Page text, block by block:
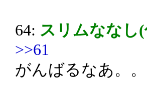
64: スリムななし
>>61
がんばるなあ。。